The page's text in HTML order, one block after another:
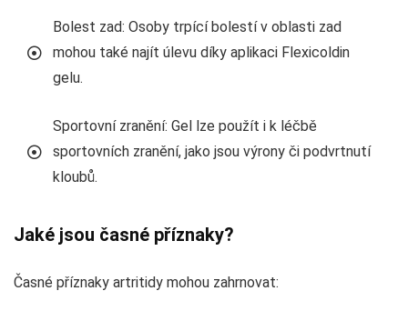
Bolest zad: Osoby trpící bolestí v oblasti zad
mohou také najít úlevu díky aplikaci Flexicoldin
gelu.
Sportovní zranění: Gel lze použít i k léčbě
sportovních zranění, jako jsou výrony či podvrtnutí
kloubů.
Jaké jsou časné příznaky?
Časné příznaky artritidy mohou zahrnovat: